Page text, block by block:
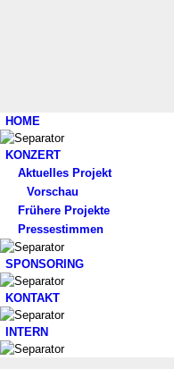
HOME
KONZERT
Aktuelles Projekt
Vorschau
Frühere Projekte
Pressestimmen
SPONSORING
KONTAKT
INTERN